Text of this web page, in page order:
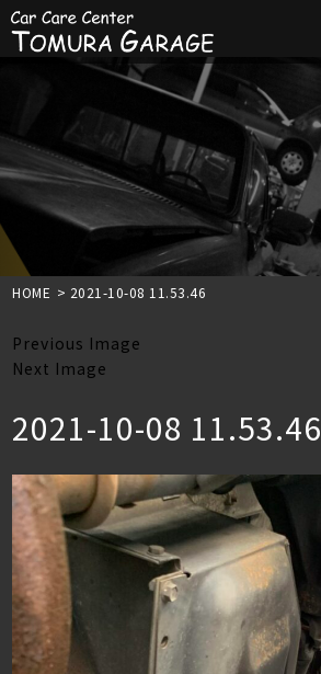
content
HOME > 2021-10-08 11.53.46
Previous Image
Next Image
2021-10-08 11.53.46